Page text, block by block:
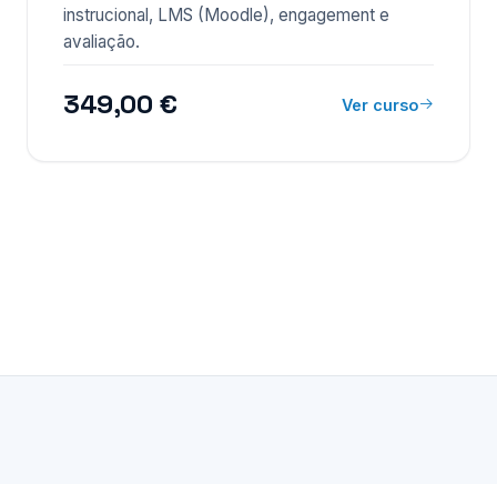
instrucional, LMS (Moodle), engagement e
avaliação.
349,00 € Ver curso